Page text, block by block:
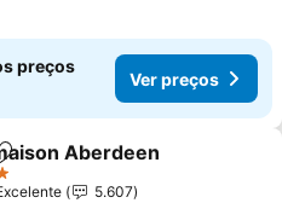
preços
Ver preços
aos favoritos
Aberdeen
5.607